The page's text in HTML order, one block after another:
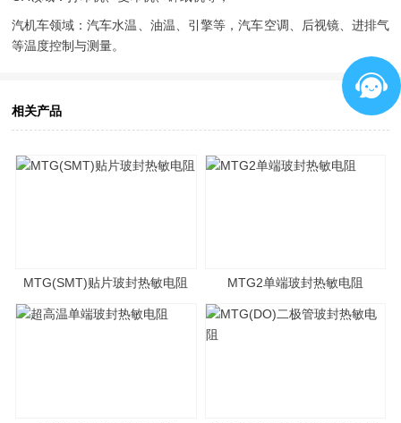
汽机车领域：汽车水温、油温、引擎等，汽车空调、后视镜、进排气
等温度控制与测量。
相关产品
MTG(SMT)贴片玻封热敏电阻 MTG2单端玻封热敏电阻